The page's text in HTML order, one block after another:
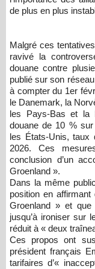
de plus en plus
Malgré ces
ravivé la
douane contre
publié sur son
à compter du 1er
le Danemark, la
les Pays-Bas et la
douane de 10 %
les États-Unis,
2026. Ces
conclusion d’un
Groenland ».
Dans la même
position en
Groenland » et
jusqu’à ironiser sur
réduit à « deux
Ces propos ont
président français
tarifaires d’«